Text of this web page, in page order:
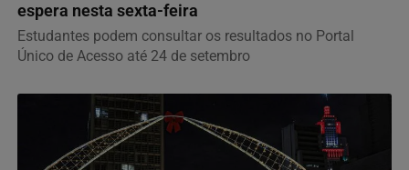
espera nesta sexta-feira
Estudantes podem consultar os resultados no Portal
Único de Acesso até 24 de setembro